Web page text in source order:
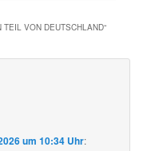
VON DEUTSCHLAND“
um 10:34 Uhr: